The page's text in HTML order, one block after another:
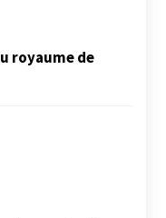
royaume de